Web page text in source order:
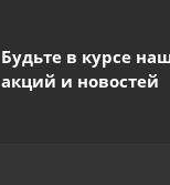
Будьте в курсе
акций и новостей